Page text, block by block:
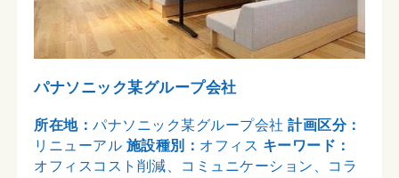
パナソニック某グループ会社
所在地：パナソニック某グループ会社計画区分：
リニューアル 施設種別： オフィス キーワード：
オフィスコスト削減、コミュニケーション、コラ